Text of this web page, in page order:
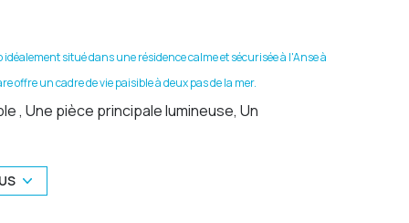
idéalement situé dans une résidence calme et sécurisée à l'Anse à
offre un cadre de vie paisible à deux pas de la mer.
, Une pièce principale lumineuse, Un
des commerces, restaurants et activités